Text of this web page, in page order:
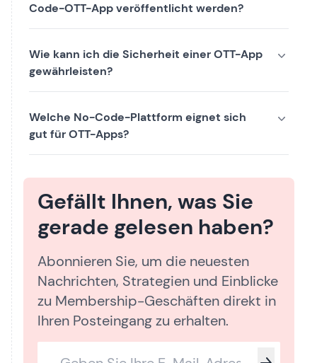
Code-OTT-App veröffentlicht werden?
Wie kann ich die Sicherheit einer OTT-App
gewährleisten?
Welche No-Code-Plattform eignet sich
gut für OTT-Apps?
Gefällt Ihnen, was Sie
gerade gelesen haben?
Abonnieren Sie, um die neuesten
Nachrichten, Strategien und Einblicke
zu Membership-Geschäften direkt in
Ihren Posteingang zu erhalten.